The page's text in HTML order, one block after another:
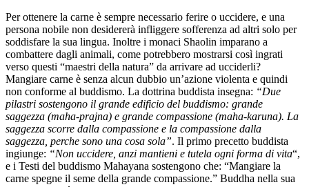
Per ottenere la carne è sempre necessario ferire o uccidere, e una
persona nobile non desidererà infliggere sofferenza ad altri solo per
soddisfare la sua lingua. Inoltre i monaci Shaolin imparano a
combattere dagli animali, come potrebbero mostrarsi così ingrati
verso questi “maestri della natura” da arrivare ad ucciderli?
Mangiare carne è senza alcun dubbio un’azione violenta e quindi
non conforme al buddismo. La dottrina buddista insegna: “Due
pilastri sostengono il grande edificio del buddismo: grande
saggezza (maha-prajna) e grande compassione (maha-karuna). La
saggezza scorre dalla compassione e la compassione dalla
saggezza, perche sono una cosa sola”. Il primo precetto buddista
ingiunge: “Non uccidere, anzi mantieni e tutela ogni forma di vita“,
e i Testi del buddismo Mahayana sostengono che: “Mangiare la
carne spegne il seme della grande compassione.” Buddha nella sua